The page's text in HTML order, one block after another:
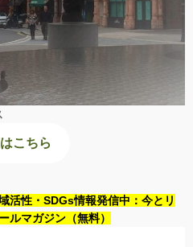
こちら
活性・SDGs情報発信中：今とリ
ルマガジン（無料）